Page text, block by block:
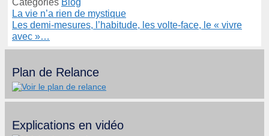
La vie n’a rien de mystique
Les demi-mesures, l’habitude, les volte-face, le « vivre
avec »…
Plan de Relance
Explications en vidéo